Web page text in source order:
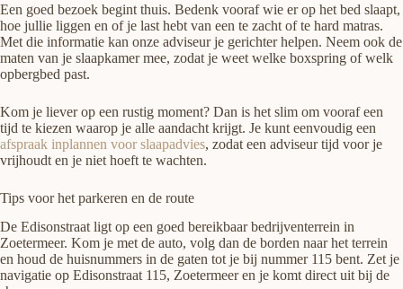
Een goed bezoek begint thuis. Bedenk vooraf wie er op het bed slaapt,
hoe jullie liggen en of je last hebt van een te zacht of te hard matras.
Met die informatie kan onze adviseur je gerichter helpen. Neem ook de
maten van je slaapkamer mee, zodat je weet welke boxspring of welk
opbergbed past.
Kom je liever op een rustig moment? Dan is het slim om vooraf een
tijd te kiezen waarop je alle aandacht krijgt. Je kunt eenvoudig een
afspraak inplannen voor slaapadvies, zodat een adviseur tijd voor je
vrijhoudt en je niet hoeft te wachten.
Tips voor het parkeren en de route
De Edisonstraat ligt op een goed bereikbaar bedrijventerrein in
Zoetermeer. Kom je met de auto, volg dan de borden naar het terrein
en houd de huisnummers in de gaten tot je bij nummer 115 bent. Zet je
navigatie op Edisonstraat 115, Zoetermeer en je komt direct uit bij de